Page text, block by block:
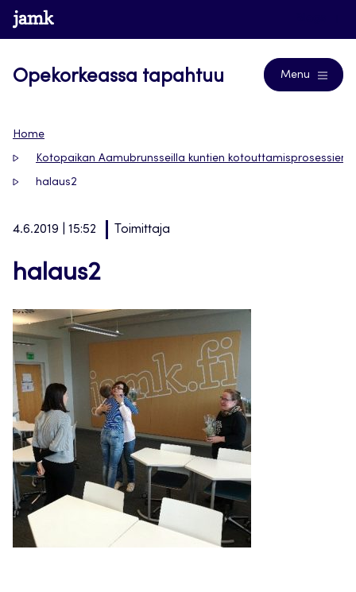
Siirry
suoraan
www.jamk.fi
Opekorkeassa tapahtuu Menu
Home
Kotopaikan Aamubrunsseilla kuntien kotouttamisprosessien
halaus2
4.6.2019 | 15:52 Toimittaja
halaus2